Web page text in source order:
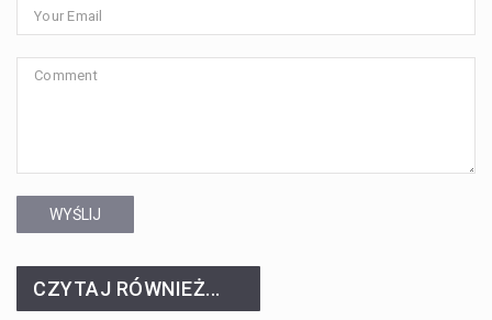
WYŚLIJ
CZYTAJ RÓWNIEŻ...